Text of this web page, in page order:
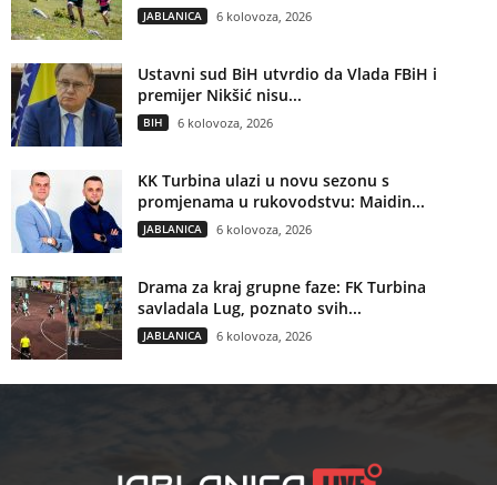
JABLANICA 6 kolovoza, 2026
Ustavni sud BiH utvrdio da Vlada FBiH i
premijer Nikšić nisu...
BIH 6 kolovoza, 2026
KK Turbina ulazi u novu sezonu s
promjenama u rukovodstvu: Maidin...
JABLANICA 6 kolovoza, 2026
Drama za kraj grupne faze: FK Turbina
savladala Lug, poznato svih...
JABLANICA 6 kolovoza, 2026